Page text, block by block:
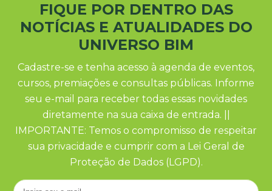
FIQUE POR DENTRO DAS
NOTÍCIAS E ATUALIDADES DO
UNIVERSO BIM
Cadastre-se e tenha acesso à agenda de eventos,
cursos, premiações e consultas públicas. Informe
seu e-mail para receber todas essas novidades
diretamente na sua caixa de entrada. ||
IMPORTANTE: Temos o compromisso de respeitar
sua privacidade e cumprir com a Lei Geral de
Proteção de Dados (LGPD).